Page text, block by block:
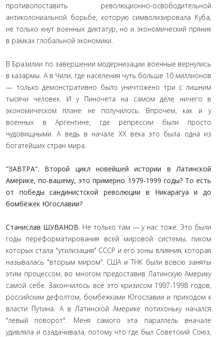
противопоставить революционно-освободительной
антиколониальной борьбе, которую символизировала Куба,
не только кнут военных диктатур, но и экономический пряник
в рамках глобальной экономики.
В Бразилии по завершении модернизации военные вернулись
в казармы. А в Чили, где населения чуть больше 10 миллионов
— только демонстративно было уничтожено три с лишним
тысячи человек. И у Пиночета на самом деле ничего в
экономическом плане не получилось. Впрочем, как и у
военных в Аргентине, где репрессии были просто
чудовищными. А ведь в начале XX века это была одна из
богатейших стран мира.
"ЗАВТРА". Второй цикл новейшей истории в Латинской
Америке, по-вашему, это примерно 1979-1999 годы? То есть
от победы сандинистской революции в Никарагуа и до
бомбёжек Югославии?
Станислав ШУВАНОВ. Не только там — у нас тоже. Это были
годы переформатирования всей мировой системы, пиком
которых стала "утилизация" СССР и его зоны влияния, которая
называлась "вторым миром". США и ТНК были вовсю заняты
этим процессом, во многом предоставив Латинскую Америку
самой себе. Закончилось всё это кризисом 1997-1998 годов,
российским дефолтом, бомбёжками Югославии и приходом к
власти Путина. А в Латинской Америке потихоньку начался
"левый поворот". Меня самого эта параллель вначале
удивляла и озадачивала, потому что где был Советский Союз,